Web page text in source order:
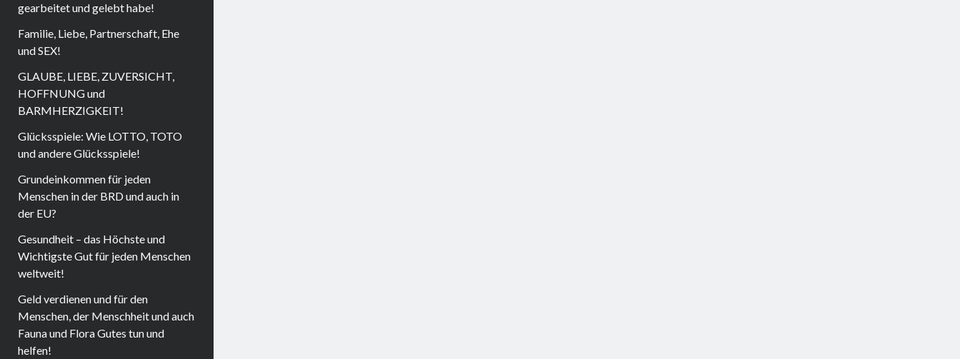
gearbeitet und gelebt habe!
Familie, Liebe, Partnerschaft, Ehe
und SEX!
GLAUBE, LIEBE, ZUVERSICHT,
HOFFNUNG und
BARMHERZIGKEIT!
Glücksspiele: Wie LOTTO, TOTO
und andere Glücksspiele!
Grundeinkommen für jeden
Menschen in der BRD und auch in
der EU?
Gesundheit – das Höchste und
Wichtigste Gut für jeden Menschen
weltweit!
Geld verdienen und für den
Menschen, der Menschheit und auch
Fauna und Flora Gutes tun und
helfen!